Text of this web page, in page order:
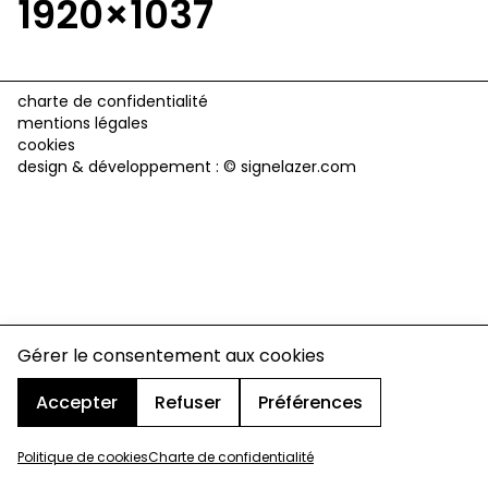
Gérer le consentement aux cookies
Accepter
Refuser Préférences
Politique de cookiesCharte de confidentialité
1920×1037
charte de confidentialité
mentions légales
cookies
design & développement : © signelazer.com